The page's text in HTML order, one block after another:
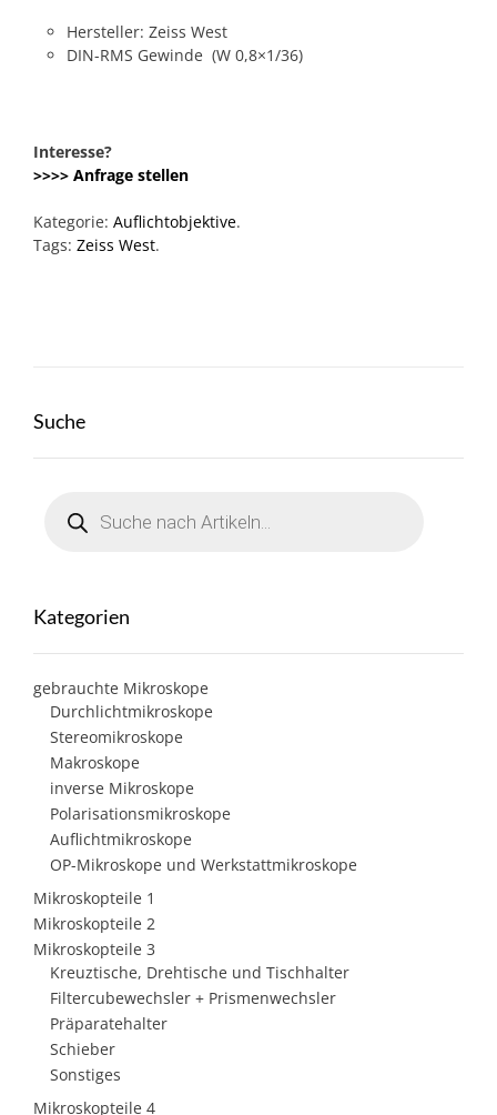
Hersteller: Zeiss West
DIN-RMS Gewinde (W 0,8×1/36)
Interesse?
>>>> Anfrage stellen
Kategorie: Auflichtobjektive.
Tags: Zeiss West.
Suche
search
Kategorien
gebrauchte Mikroskope
Durchlichtmikroskope
Stereomikroskope
Makroskope
inverse Mikroskope
Polarisationsmikroskope
Auflichtmikroskope
OP-Mikroskope und Werkstattmikroskope
Mikroskopteile 1
Mikroskopteile 2
Mikroskopteile 3
Kreuztische, Drehtische und Tischhalter
Filtercubewechsler + Prismenwechsler
Präparatehalter
Schieber
Sonstiges
Mikroskopteile 4